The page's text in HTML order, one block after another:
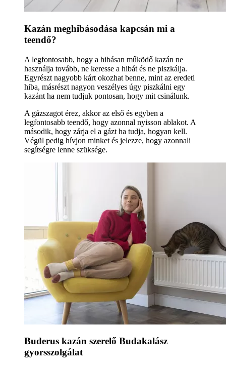
Kazán meghibásodása kapcsán mi a
teendő?
A legfontosabb, hogy a hibásan működő kazán ne
használja tovább, ne keresse a hibát és ne piszkálja.
Egyrészt nagyobb kárt okozhat benne, mint az eredeti
hiba, másrészt nagyon veszélyes úgy piszkálni egy
kazánt ha nem tudjuk pontosan, hogy mit csinálunk.
A gázszagot érez, akkor az első és egyben a
legfontosabb teendő, hogy azonnal nyisson ablakot. A
második, hogy zárja el a gázt ha tudja, hogyan kell.
Végül pedig hívjon minket és jelezze, hogy azonnali
segítségre lenne szüksége.
Buderus kazán szerelő Budakalász
gyorsszolgálat